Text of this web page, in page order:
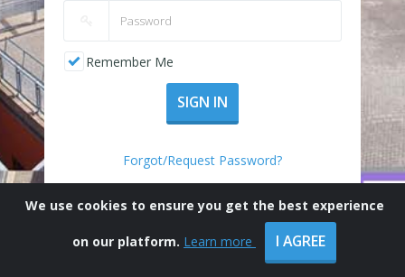
Remember Me
SIGN IN
Forgot/Request Password?
We use cookies to ensure you get the best experience
on our platform. Learn more I AGREE